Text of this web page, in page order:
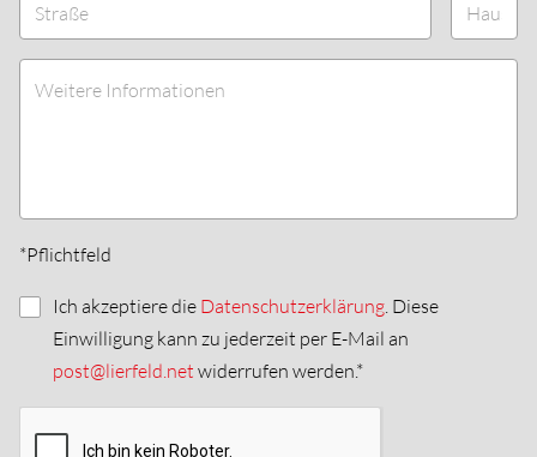
*Pflichtfeld
Ich akzeptiere die Datenschutzerklärung. Diese
Einwilligung kann zu jederzeit per E-Mail an
post@lierfeld.net widerrufen werden.*